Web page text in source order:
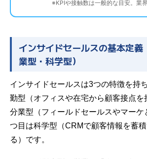
※KPIや接触数は一般的な目安。業
インサイドセールスの基本定義
業型・科学型）
インサイドセールスは3つの特徴を持
勤型（オフィスや在宅から顧客接点を
分業型（フィールドセールスやマーケ
つ目は科学型（CRMで顧客情報を蓄
る）です。